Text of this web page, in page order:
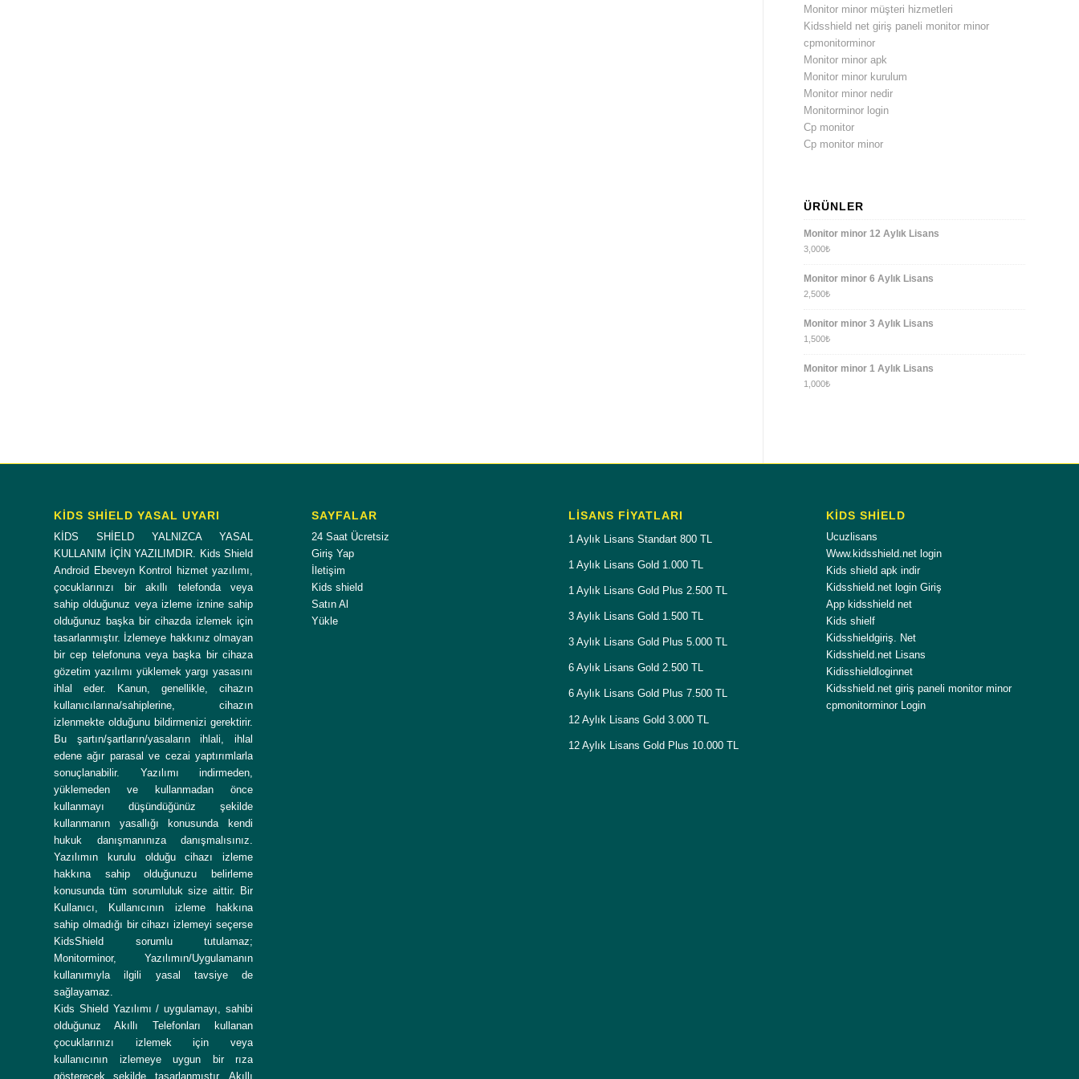
Monitor minor müşteri hizmetleri
Kidsshield net giriş paneli monitor minor
cpmonitorminor
Monitor minor apk
Monitor minor kurulum
Monitor minor nedir
Monitorminor login
Cp monitor
Cp monitor minor
ÜRÜNLER
Monitor minor 12 Aylık Lisans
3,000₺
Monitor minor 6 Aylık Lisans
2,500₺
Monitor minor 3 Aylık Lisans
1,500₺
Monitor minor 1 Aylık Lisans
1,000₺
KİDS SHİELD YASAL UYARI
KİDS SHİELD YALNIZCA YASAL
KULLANIM İÇİN YAZILIMDIR. Kids Shield
Android Ebeveyn Kontrol hizmet yazılımı,
çocuklarınızı bir akıllı telefonda veya
sahip olduğunuz veya izleme iznine sahip
olduğunuz başka bir cihazda izlemek için
tasarlanmıştır. İzlemeye hakkınız olmayan
bir cep telefonuna veya başka bir cihaza
gözetim yazılımı yüklemek yargı yasasını
ihlal eder. Kanun, genellikle, cihazın
kullanıcılarına/sahiplerine, cihazın
izlenmekte olduğunu bildirmenizi gerektirir.
Bu şartın/şartların/yasaların ihlali, ihlal
edene ağır parasal ve cezai yaptırımlarla
sonuçlanabilir. Yazılımı indirmeden,
yüklemeden ve kullanmadan önce
kullanmayı düşündüğünüz şekilde
kullanmanın yasallığı konusunda kendi
hukuk danışmanınıza danışmalısınız.
Yazılımın kurulu olduğu cihazı izleme
hakkına sahip olduğunuzu belirleme
konusunda tüm sorumluluk size aittir. Bir
Kullanıcı, Kullanıcının izleme hakkına
sahip olmadığı bir cihazı izlemeyi seçerse
KidsShield sorumlu tutulamaz;
Monitorminor, Yazılımın/Uygulamanın
kullanımıyla ilgili yasal tavsiye de
sağlayamaz.
Kids Shield Yazılımı / uygulamayı, sahibi
olduğunuz Akıllı Telefonları kullanan
çocuklarınızı izlemek için veya
kullanıcının izlemeye uygun bir rıza
gösterecek şekilde tasarlanmıştır. Akıllı
SAYFALAR
24 Saat Ücretsiz
Giriş Yap
İletişim
Kids shield
Satın Al
Yükle
LISANS FIYATLARI
1 Aylık Lisans Standart 800 TL
1 Aylık Lisans Gold 1.000 TL
1 Aylık Lisans Gold Plus 2.500 TL
3 Aylık Lisans Gold 1.500 TL
3 Aylık Lisans Gold Plus 5.000 TL
6 Aylık Lisans Gold 2.500 TL
6 Aylık Lisans Gold Plus 7.500 TL
12 Aylık Lisans Gold 3.000 TL
12 Aylık Lisans Gold Plus 10.000 TL
KİDS SHİELD
Ucuzlisans
Www.kidsshield.net login
Kids shield apk indir
Kidsshield.net login Giriş
App kidsshield net
Kids shielf
Kidsshieldgiriş. Net
Kidsshield.net Lisans
Kidisshieldloginnet
Kidsshield.net giriş paneli monitor minor
cpmonitorminor Login